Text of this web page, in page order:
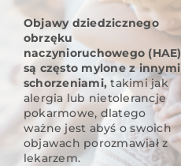
Objawy dziedzicznego
obrzęku
naczynioruchowego (HAE)
są często mylone z innymi
schorzeniami, takimi jak
alergia lub nietolerancje
pokarmowe, dlatego
ważne jest abyś o swoich
objawach porozmawiał z
lekarzem.